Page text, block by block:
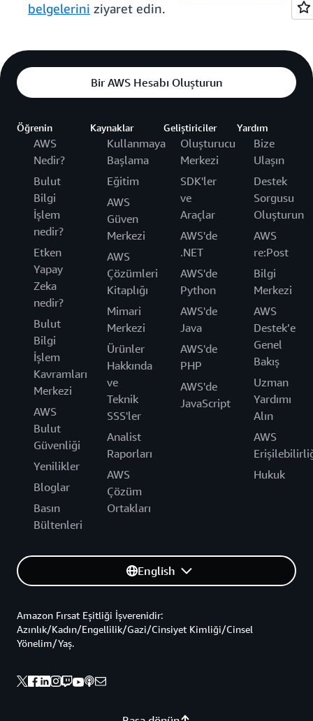
belgelerini ziyaret edin.
Bir AWS Hesabı Oluşturun
Öğrenin
AWS
Nedir?
Bulut
Bilgi
İşlem
nedir?
Etken
Yapay
Zeka
nedir?
Bulut
Bilgi
İşlem
Kavramları
Merkezi
AWS
Bulut
Güvenliği
Yenilikler
Bloglar
Basın
Bültenleri
Kaynaklar
Kullanmaya
Başlama
Eğitim
AWS
Güven
Merkezi
AWS
Çözümleri
Kitaplığı
Mimari
Merkezi
Ürünler
Hakkında
ve
Teknik
SSS'ler
Analist
Raporları
AWS
Çözüm
Ortakları
Geliştiriciler
Oluşturucu
Merkezi
SDK'ler
ve
Araçlar
AWS'de
.NET
AWS'de
Python
AWS'de
Java
AWS'de
PHP
AWS'de
JavaScript
Yardım
Bize
Ulaşın
Destek
Sorgusu
Oluşturun
AWS
re:Post
Bilgi
Merkezi
AWS
Destek’e
Genel
Bakış
Uzman
Yardımı
Alın
AWS
Hukuk
English
Amazon Fırsat Eşitliği İşverenidir:
Azınlık/Kadın/Engellilik/Gazi/Cinsiyet Kimliği/Cinsel
Yönelim/Yaş.